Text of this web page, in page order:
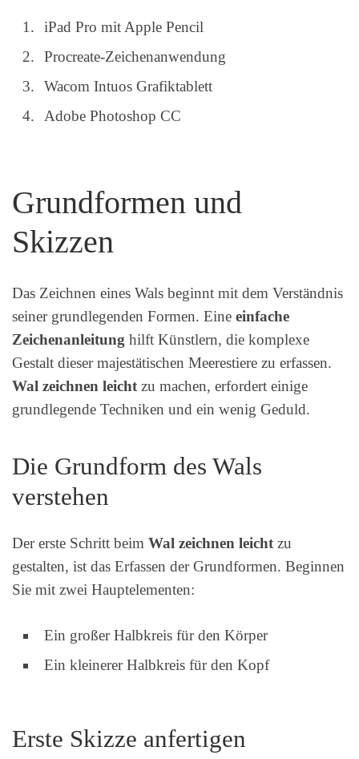
iPad Pro mit Apple Pencil
Procreate-Zeichenanwendung
Wacom Intuos Grafiktablett
Adobe Photoshop CC
Grundformen und
Skizzen
Das Zeichnen eines Wals beginnt mit dem Verständnis
seiner grundlegenden Formen. Eine einfache
Zeichenanleitung hilft Künstlern, die komplexe
Gestalt dieser majestätischen Meerestiere zu erfassen.
Wal zeichnen leicht zu machen, erfordert einige
grundlegende Techniken und ein wenig Geduld.
Die Grundform des Wals
verstehen
Der erste Schritt beim Wal zeichnen leichtzu
gestalten, ist das Erfassen der Grundformen. Beginnen
Sie mit zwei Hauptelementen:
Ein großer Halbkreis für den Körper
Ein kleinerer Halbkreis für den Kopf
Erste Skizze anfertigen